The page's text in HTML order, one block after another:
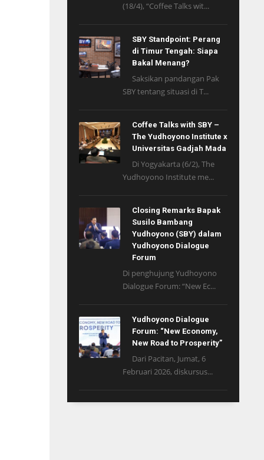
(18/4), “Coffee Talks wit...
SBY Standpoint: Perang
di Timur Tengah: Siapa
Bakal Menang?
Saksikan pandangan Pak
SBY tentang situasi di T...
Coffee Talks with SBY –
The Yudhoyono Institute x
Universitas Gadjah Mada
Di Yogyakarta (6/2), The
Yudhoyono Institute me...
Closing Remarks Bapak
Susilo Bambang
Yudhoyono (SBY) dalam
Yudhoyono Dialogue
Forum
Di penghujung Yudhoyono
Dialogue Forum: “New Ec...
Yudhoyono Dialogue
Forum: “New Economy,
New Road to Prosperity”
Dari Pacitan, Jumat, 6
Februari 2026, diskursus...